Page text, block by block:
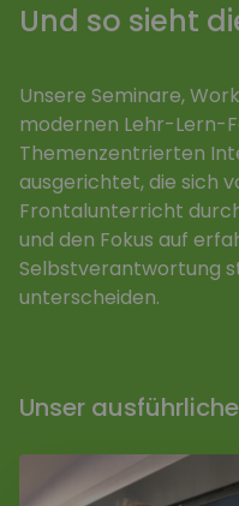
Und so sieht
Unsere Seminare,
modernen Lehr-Lern-
Themenzentrierten
ausgerichtet, die sich
Frontalunterricht
und den Fokus auf
Selbstverantwortung
unterscheiden.
Unser